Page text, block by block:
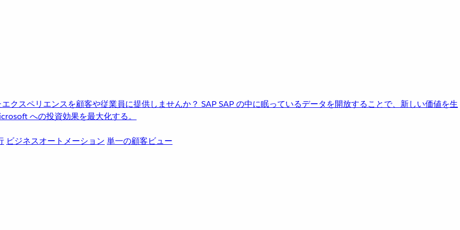
クスペリエンスを顧客や従業員に提供しませんか？ SAPSAP の中に眠っているデータを開放することで、新しい価値を生
への投資効果を最大化する。
ビジネスオートメーション 単一の顧客ビュー